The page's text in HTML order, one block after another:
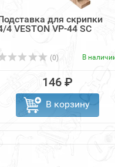
для скрипки
4 VESTON VP-44 SC
(0) В
146 ₽
В корзину